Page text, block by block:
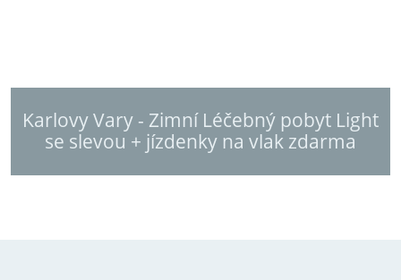
Karlovy Vary - Zimní Léčebný pobyt Light
se slevou + jízdenky na vlak zdarma